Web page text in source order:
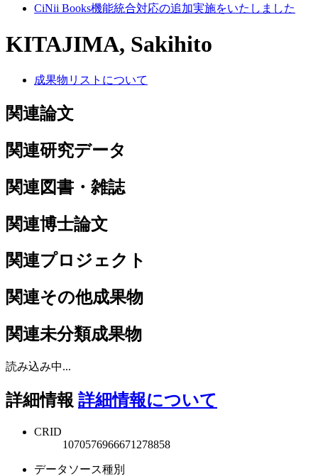
CiNii Books機能統合対応の追加実施をいたしました
KITAJIMA, Sakihito
成果物リストについて
関連論文
関連研究データ
関連図書・雑誌
関連博士論文
関連プロジェクト
関連その他成果物
関連未分類成果物
読み込み中...
詳細情報 詳細情報について
CRID
1070576966671278858
データソース種別